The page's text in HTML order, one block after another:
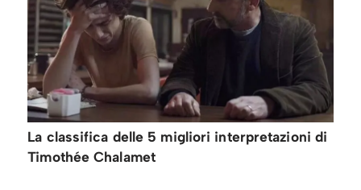
La classifica delle 5 migliori interpretazioni di
Timothée Chalamet